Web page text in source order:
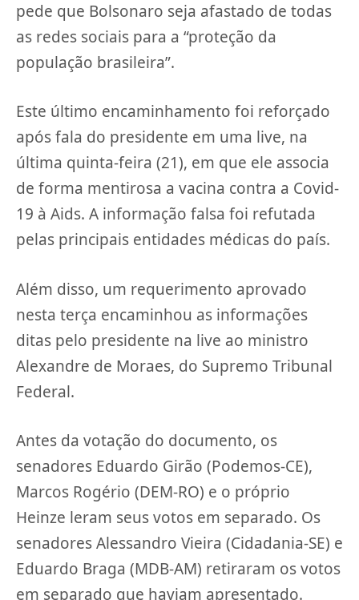
pede que Bolsonaro seja afastado de todas
as redes sociais para a “proteção da
população brasileira”.
Este último encaminhamento foi reforçado
após fala do presidente em uma live, na
última quinta-feira (21), em que ele associa
de forma mentirosa a vacina contra a Covid-
19 à Aids. A informação falsa foi refutada
pelas principais entidades médicas do país.
Além disso, um requerimento aprovado
nesta terça encaminhou as informações
ditas pelo presidente na live ao ministro
Alexandre de Moraes, do Supremo Tribunal
Federal.
Antes da votação do documento, os
senadores Eduardo Girão (Podemos-CE),
Marcos Rogério (DEM-RO) e o próprio
Heinze leram seus votos em separado. Os
senadores Alessandro Vieira (Cidadania-SE) e
Eduardo Braga (MDB-AM) retiraram os votos
em separado que haviam apresentado.